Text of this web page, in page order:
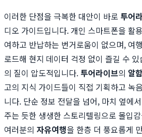
이러한 단점을 극복한 대안이 바로 투어
디오 가이드입니다. 개인 스마트폰을 활
여하고 반납하는 번거로움이 없으며, 여
로드해 현지 데이터 걱정 없이 즐길 수
의 질이 압도적입니다. 투어라이브의 알
고의 지식 가이드들이 직접 기획하고 녹
니다. 단순 정보 전달을 넘어, 마치 옆에
주는 듯한 생생한 스토리텔링으로 몰입
여러분의 자유여행을 한층 더 풍요롭게